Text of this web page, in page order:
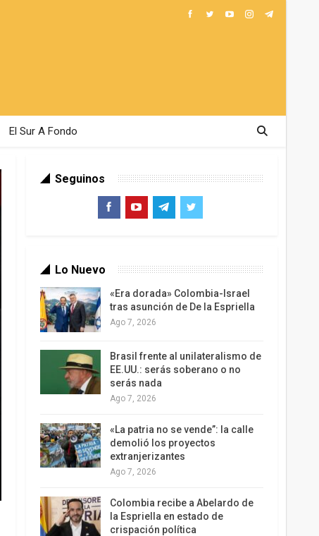
El Sur A Fondo
Seguinos
Lo Nuevo
«Era dorada» Colombia-Israel
tras asunción de De la Espriella
Ago 7, 2026
Brasil frente al unilateralismo de
EE.UU.: serás soberano o no
serás nada
Ago 7, 2026
«La patria no se vende”: la calle
demolió los proyectos
extranjerizantes
Ago 7, 2026
Colombia recibe a Abelardo de
la Espriella en estado de
crispación política